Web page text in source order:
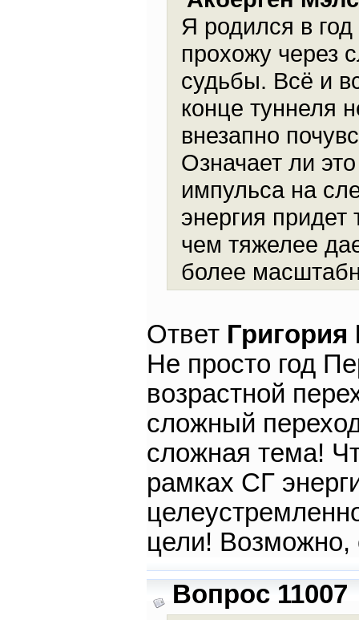
Я родился в
прохожу через
судьбы. Всё и
конце туннеля
внезапно
Означает ли
импульса на
энергия придет
чем тяжелее
более
Ответ
Не просто год
возрастной
сложный
сложная тема!
рамках СГ
цели! Возможно,
Вопрос 11007